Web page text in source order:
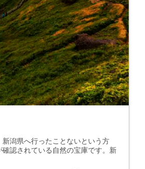
潟県へ行ったことないという方
認されている自然の宝庫です。新